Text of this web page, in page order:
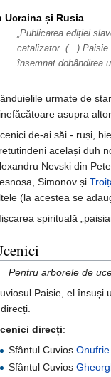
Ucraina și Rusia
„Publicarea ediției
catalizator. (...)
însemnat dobândirea
urmate de
asupra
de-ai săi - ruși,
același duh
Nevski din
Simonov și
(la acestea se
spirituală
Pentru arborele de
Paisie, el însuși
direcți:
Sfântul Cuvios
Sfântul Cuvios